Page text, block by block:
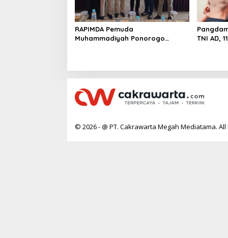
RAPIMDA Pemuda
Muhammadiyah Ponorogo
TNI AD,
© 2026 - @ PT. Cakrawarta Megah Mediatama.